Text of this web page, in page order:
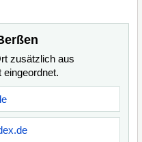
zusätzlich aus